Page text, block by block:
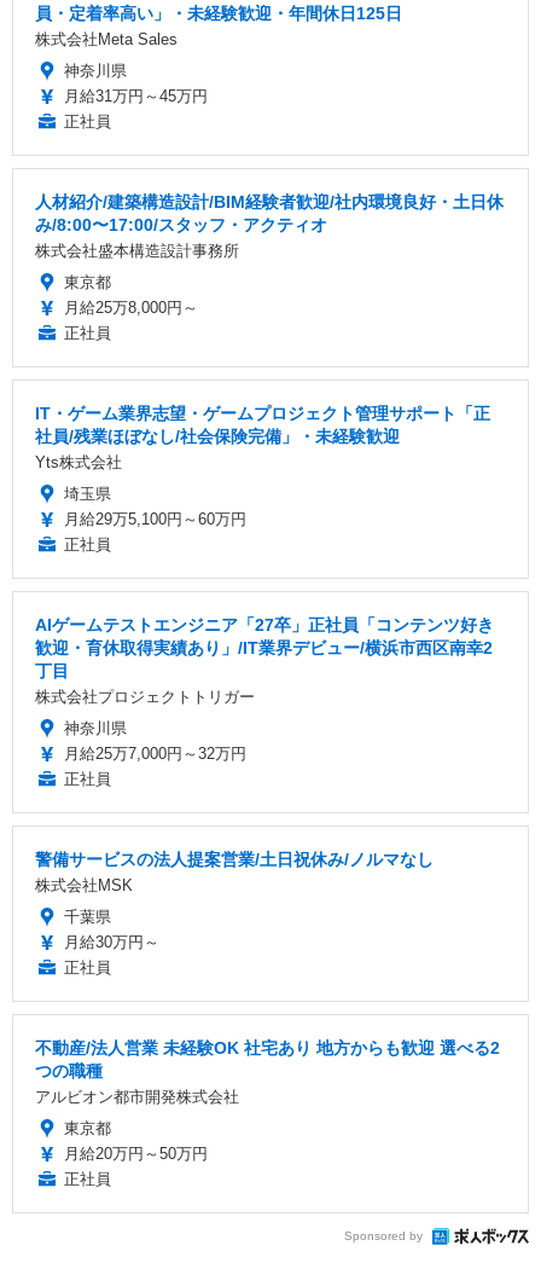
員・定着率高い」・未経験歓迎・年間休日125日
株式会社Meta Sales
神奈川県
月給31万円～45万円
正社員
人材紹介/建築構造設計/BIM経験者歓迎/社内環境良好・土日休
み/8:00〜17:00/スタッフ・アクティオ
株式会社盛本構造設計事務所
東京都
月給25万8,000円～
正社員
IT・ゲーム業界志望・ゲームプロジェクト管理サポート「正
社員/残業ほぼなし/社会保険完備」・未経験歓迎
Yts株式会社
埼玉県
月給29万5,100円～60万円
正社員
AIゲームテストエンジニア「27卒」正社員「コンテンツ好き
歓迎・育休取得実績あり」/IT業界デビュー/横浜市西区南幸2
丁目
株式会社プロジェクトトリガー
神奈川県
月給25万7,000円～32万円
正社員
警備サービスの法人提案営業/土日祝休み/ノルマなし
株式会社MSK
千葉県
月給30万円～
正社員
不動産/法人営業 未経験OK 社宅あり 地方からも歓迎 選べる2
つの職種
アルビオン都市開発株式会社
東京都
月給20万円～50万円
正社員
Sponsored by